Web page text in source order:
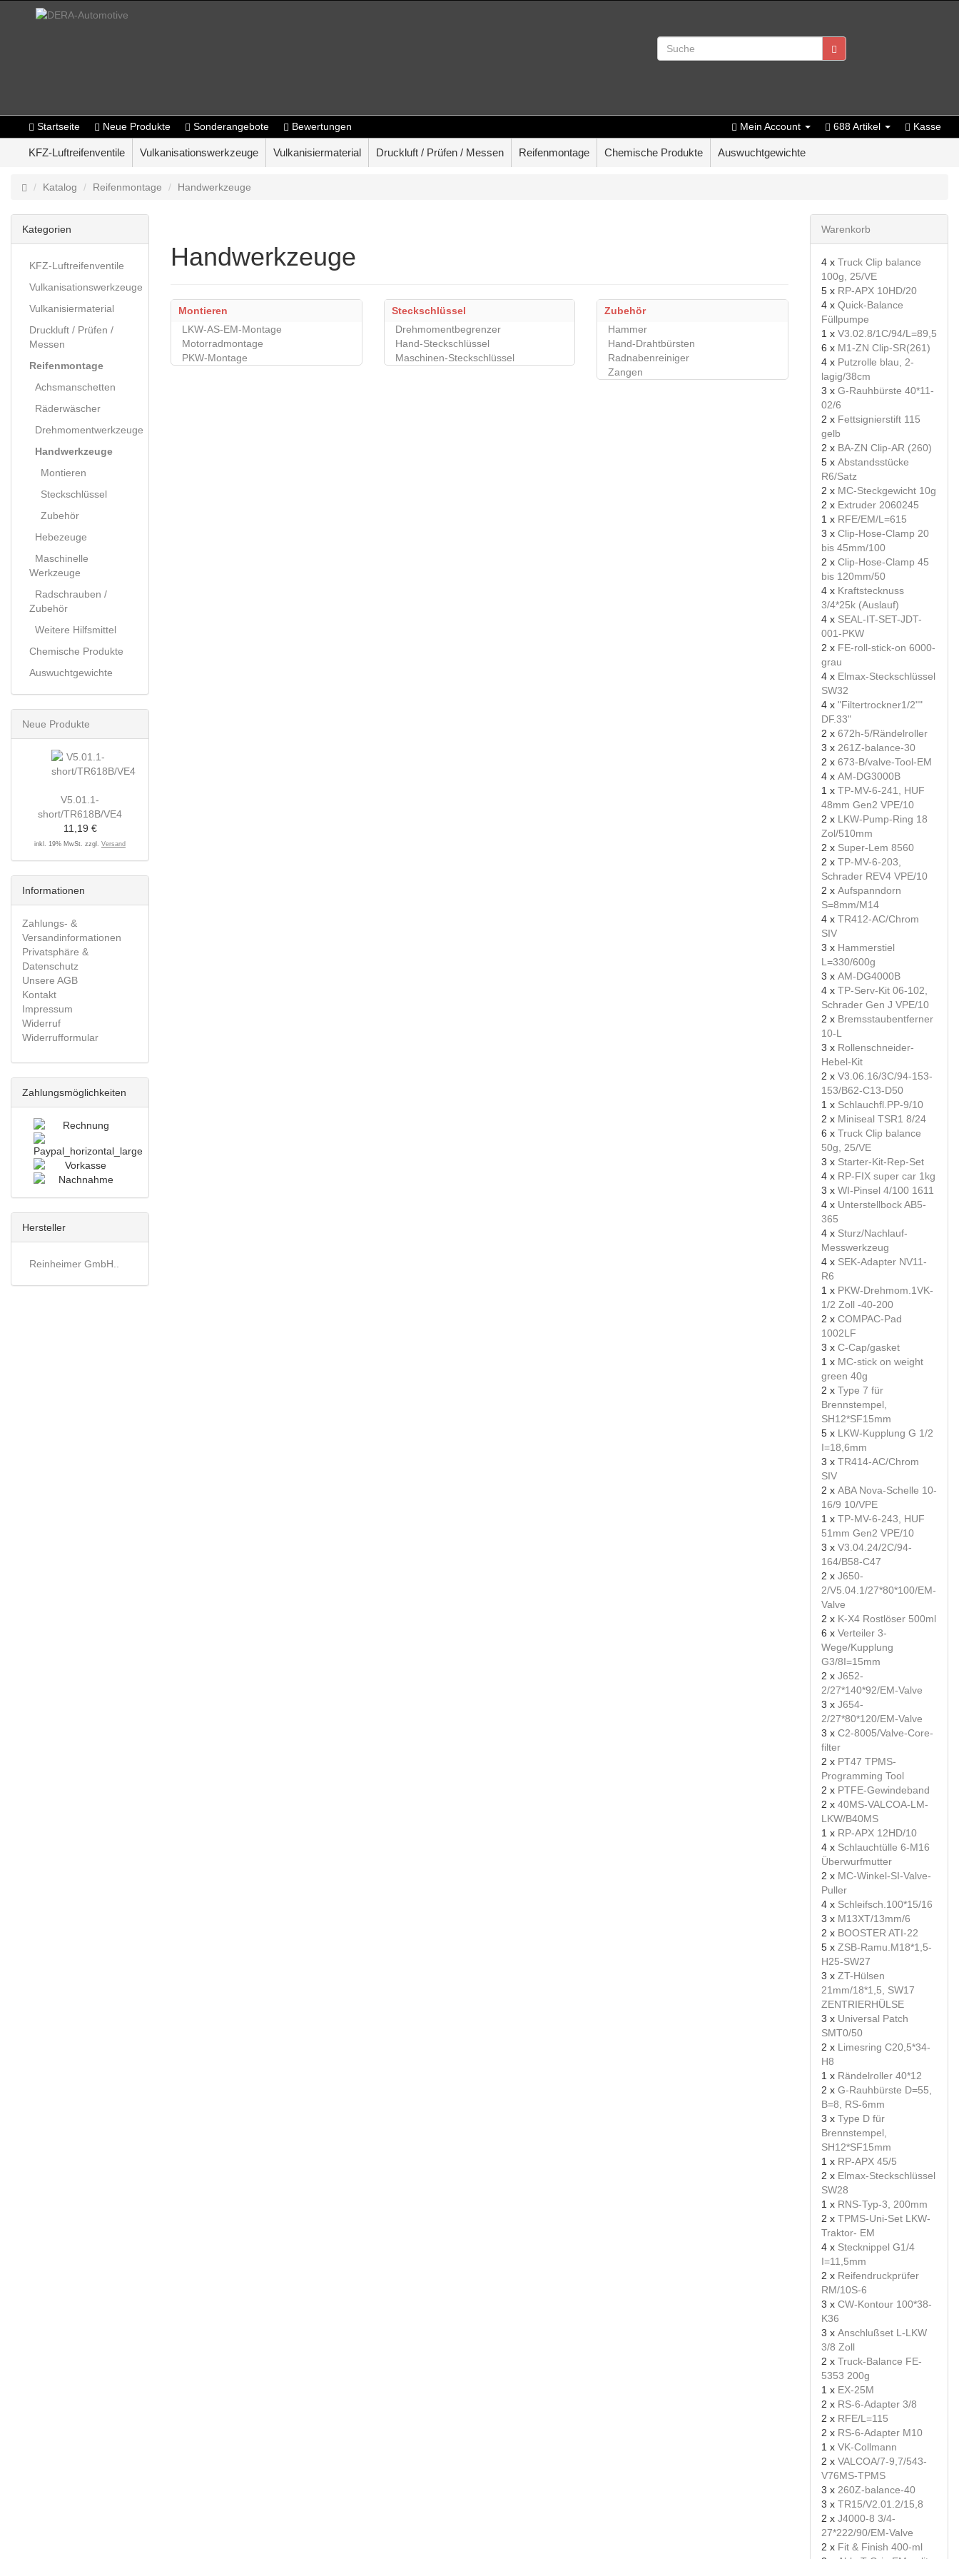
Startseite Neue Produkte Sonderangebote Bewertungen Mein Account 688 Artikel Kasse
KFZ-Luftreifenventile Vulkanisationswerkzeuge Vulkanisiermaterial Druckluft / Prüfen / Messen Reifenmontage Chemische Produkte Auswuchtgewichte
Katalog Reifenmontage Handwerkzeuge
Handwerkzeuge
Montieren
LKW-AS-EM-Montage
Motorradmontage
PKW-Montage
Steckschlüssel
Drehmomentbegrenzer
Hand-Steckschlüssel
Maschinen-Steckschlüssel
Zubehör
Hammer
Hand-Drahtbürsten
Radnabenreiniger
Zangen
Kategorien
KFZ-Luftreifenventile
Vulkanisationswerkzeuge
Vulkanisiermaterial
Druckluft / Prüfen /
Messen
Reifenmontage
Achsmanschetten
Räderwäscher
Drehmomentwerkzeuge
Handwerkzeuge
Montieren
Steckschlüssel
Zubehör
Hebezeuge
Maschinelle
Werkzeuge
Radschrauben /
Zubehör
Weitere Hilfsmittel
Chemische Produkte
Auswuchtgewichte
Neue Produkte
V5.01.1-
short/TR618B/VE4
11,19 €
inkl. 19% MwSt. zzgl. Versand
Informationen
Zahlungs- &
Versandinformationen
Privatsphäre &
Datenschutz
Unsere AGB
Kontakt
Impressum
Widerruf
Widerrufformular
Zahlungsmöglichkeiten
Hersteller
Reinheimer GmbH..
Warenkorb
4 x Truck Clip balance
100g, 25/VE
5 x RP-APX 10HD/20
4 x Quick-Balance
Füllpumpe
1 x V3.02.8/1C/94/L=89,5
6 x M1-ZN Clip-SR(261)
4 x Putzrolle blau, 2-
lagig/38cm
3 x G-Rauhbürste 40*11-
02/6
2 x Fettsignierstift 115
gelb
2 x BA-ZN Clip-AR (260)
5 x Abstandsstücke
R6/Satz
2 x MC-Steckgewicht 10g
2 x Extruder 2060245
1 x RFE/EM/L=615
3 x Clip-Hose-Clamp 20
bis 45mm/100
2 x Clip-Hose-Clamp 45
bis 120mm/50
4 x Kraftstecknuss
3/4*25k (Auslauf)
4 x SEAL-IT-SET-JDT-
001-PKW
2 x FE-roll-stick-on 6000-
grau
4 x Elmax-Steckschlüssel
SW32
4 x "Filtertrockner1/2""
DF.33"
2 x 672h-5/Rändelroller
3 x 261Z-balance-30
2 x 673-B/valve-Tool-EM
4 x AM-DG3000B
1 x TP-MV-6-241, HUF
48mm Gen2 VPE/10
2 x LKW-Pump-Ring 18
Zol/510mm
2 x Super-Lem 8560
2 x TP-MV-6-203,
Schrader REV4 VPE/10
2 x Aufspanndorn
S=8mm/M14
4 x TR412-AC/Chrom
SIV
3 x Hammerstiel
L=330/600g
3 x AM-DG4000B
4 x TP-Serv-Kit 06-102,
Schrader Gen J VPE/10
2 x Bremsstaubentferner
10-L
3 x Rollenschneider-
Hebel-Kit
2 x V3.06.16/3C/94-153-
153/B62-C13-D50
1 x Schlauchfl.PP-9/10
2 x Miniseal TSR1 8/24
6 x Truck Clip balance
50g, 25/VE
3 x Starter-Kit-Rep-Set
4 x RP-FIX super car 1kg
3 x WI-Pinsel 4/100 1611
4 x Unterstellbock AB5-
365
4 x Sturz/Nachlauf-
Messwerkzeug
4 x SEK-Adapter NV11-
R6
1 x PKW-Drehmom.1VK-
1/2 Zoll -40-200
2 x COMPAC-Pad
1002LF
3 x C-Cap/gasket
1 x MC-stick on weight
green 40g
2 x Type 7 für
Brennstempel,
SH12*SF15mm
5 x LKW-Kupplung G 1/2
I=18,6mm
3 x TR414-AC/Chrom
SIV
2 x ABA Nova-Schelle 10-
16/9 10/VPE
1 x TP-MV-6-243, HUF
51mm Gen2 VPE/10
3 x V3.04.24/2C/94-
164/B58-C47
2 x J650-
2/V5.04.1/27*80*100/EM-
Valve
2 x K-X4 Rostlöser 500ml
6 x Verteiler 3-
Wege/Kupplung
G3/8I=15mm
2 x J652-
2/27*140*92/EM-Valve
3 x J654-
2/27*80*120/EM-Valve
3 x C2-8005/Valve-Core-
filter
2 x PT47 TPMS-
Programming Tool
2 x PTFE-Gewindeband
2 x 40MS-VALCOA-LM-
LKW/B40MS
1 x RP-APX 12HD/10
4 x Schlauchtülle 6-M16
Überwurfmutter
2 x MC-Winkel-SI-Valve-
Puller
4 x Schleifsch.100*15/16
3 x M13XT/13mm/6
2 x BOOSTER ATI-22
5 x ZSB-Ramu.M18*1,5-
H25-SW27
3 x ZT-Hülsen
21mm/18*1,5, SW17
ZENTRIERHÜLSE
3 x Universal Patch
SMT0/50
2 x Limesring C20,5*34-
H8
1 x Rändelroller 40*12
2 x G-Rauhbürste D=55,
B=8, RS-6mm
3 x Type D für
Brennstempel,
SH12*SF15mm
1 x RP-APX 45/5
2 x Elmax-Steckschlüssel
SW28
1 x RNS-Typ-3, 200mm
2 x TPMS-Uni-Set LKW-
Traktor- EM
4 x Stecknippel G1/4
I=11,5mm
2 x Reifendruckprüfer
RM/10S-6
3 x CW-Kontour 100*38-
K36
3 x Anschlußset L-LKW
3/8 Zoll
2 x Truck-Balance FE-
5353 200g
1 x EX-25M
2 x RS-6-Adapter 3/8
2 x RFE/L=115
2 x RS-6-Adapter M10
1 x VK-Collmann
2 x VALCOA/7-9,7/543-
V76MS-TPMS
3 x 260Z-balance-40
3 x TR15/V2.01.2/15,8
2 x J4000-8 3/4-
27*222/90/EM-Valve
2 x Fit & Finish 400-ml